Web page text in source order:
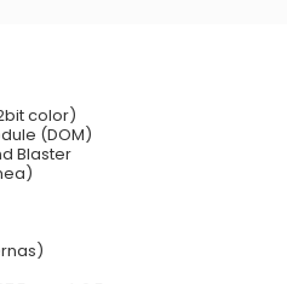
color)
(DOM)
Blaster